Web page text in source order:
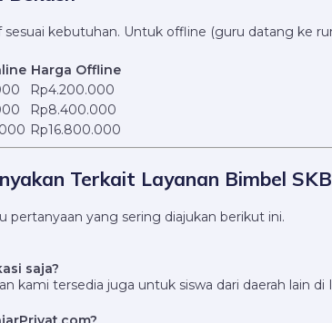
kebutuhan. Untuk offline (guru datang ke
Harga Offline
Rp4.200.000
Rp8.400.000
Rp16.800.000
Terkait Layanan Bimbel
pertanyaan yang sering diajukan berikut ini.
saja?
kami tersedia juga untuk siswa dari daerah lain